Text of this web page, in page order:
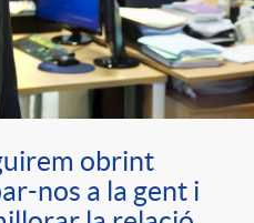
obrint
nos a la gent i